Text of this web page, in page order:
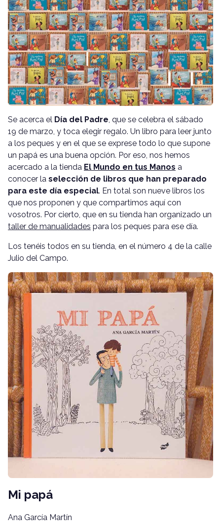
Se acerca el Día del Padre, que se celebra el sábado
19 de marzo, y toca elegir regalo. Un libro para leer junto
a los peques y en el que se exprese todo lo que supone
un papá es una buena opción. Por eso, nos hemos
acercado a la tienda El Mundo en tus Manos a
conocer la selección de libros que han preparado
para este día especial. En total son nueve libros los
que nos proponen y que compartimos aquí con
vosotros. Por cierto, que en su tienda han organizado un
taller de manualidades para los peques para ese día.
Los tenéis todos en su tienda, en el número 4 de la calle
Julio del Campo.
Mi papá
Ana García Martín